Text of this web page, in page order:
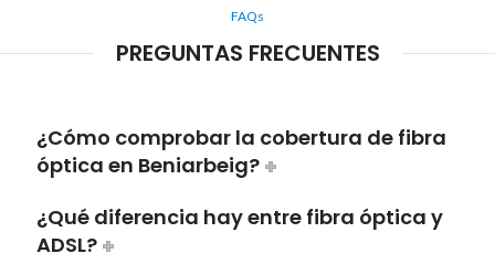
FAQs
PREGUNTAS FRECUENTES
¿Cómo comprobar la cobertura de fibra
óptica en Beniarbeig?
¿Qué diferencia hay entre fibra óptica y
ADSL?